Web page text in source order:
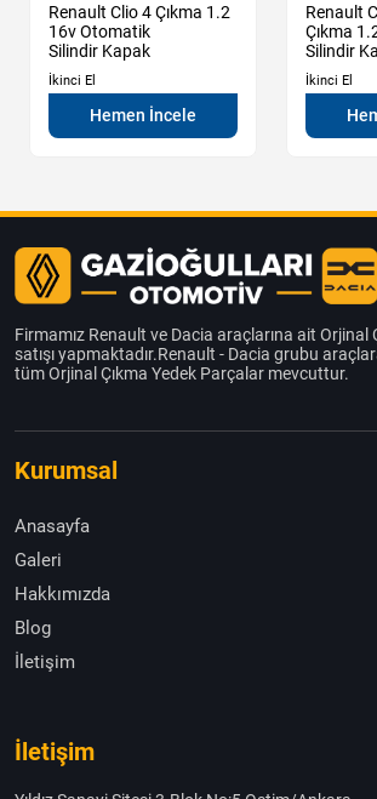
Renault Clio 4 Çıkma 1.2
16v Otomatik
Silindir Kapak
İkinci El
Hemen İncele
Renault
Çıkma
Silindir
İkinci El
Firmamız Renault ve Dacia araçlarına ait Orjinal
satışı yapmaktadır.Renault - Dacia grubu
tüm Orjinal Çıkma Yedek Parçalar mevcuttur.
Kurumsal
Anasayfa
Galeri
Hakkımızda
Blog
İletişim
İletişim